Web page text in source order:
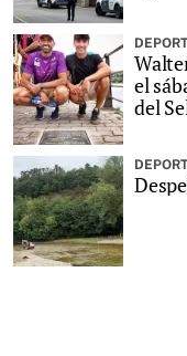
el
del